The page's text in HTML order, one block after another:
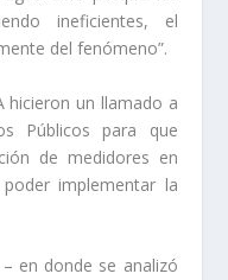
ineficientes, el
del fenómeno”.
hicieron un llamado a
Públicos para que
de medidores en
implementar la
en donde se analizó